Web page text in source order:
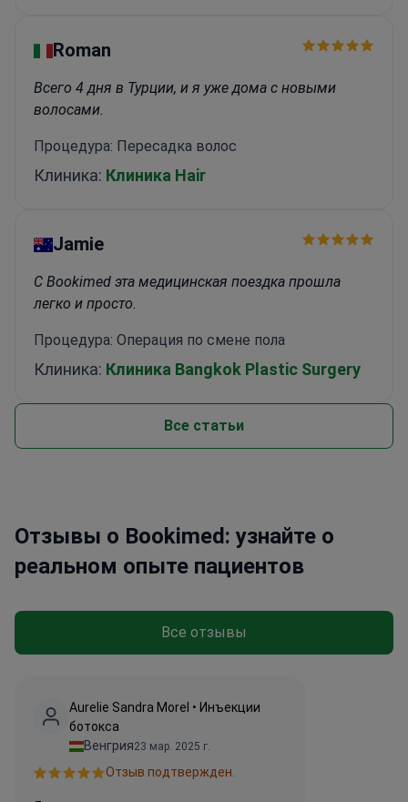
Roman
Всего 4 дня в Турции, и я уже дома с новыми
волосами.
Процедура: Пересадка волос
Клиника: Клиника Hair
Jamie
С Bookimed эта медицинская поездка прошла
легко и просто.
Процедура: Операция по смене пола
Клиника: Клиника Bangkok Plastic Surgery
Все статьи
Отзывы о Bookimed: узнайте о
реальном опыте пациентов
Все отзывы
Aurelie Sandra Morel • Инъекции
ботокса
Венгрия23 мар. 2025 г.
Отзыв подтвержден.